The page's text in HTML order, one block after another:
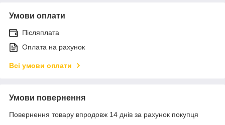
Умови оплати
Післяплата
Оплата на рахунок
Всі умови оплати
Умови повернення
Повернення товару впродовж 14 днів за рахунок покупця